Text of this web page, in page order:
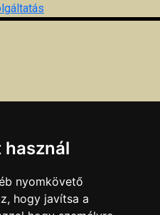
használ
nyomkövető
hogy javítsa a